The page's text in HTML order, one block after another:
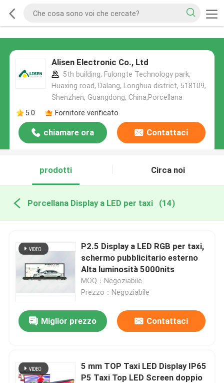
Alisen Electronic Co., Ltd
5th building, Fulongte Technology park,
Huaxing road, Dalang, Longhua district, 518109,
Shenzhen, Guangdong, China,Porcellana
5.0
Fornitore verificato
chiamare ora Contattaci
prodotti Circa noi
Porcellana Display a LED per taxi (14)
P2.5 Display a LED RGB per taxi,
schermo pubblicitario esterno
Alta luminosità 5000nits
MOQ：Negoziabile
Prezzo：Negoziabile
Miglior prezzo Contattaci
5 mm TOP Taxi LED Display IP65
P5 Taxi Top LED Screen doppio